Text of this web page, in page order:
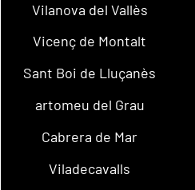
Vilanova del Vallès
Vicenç de Montalt
Sant Boi de Lluçanès
artomeu del Grau
Cabrera de Mar
Viladecavalls